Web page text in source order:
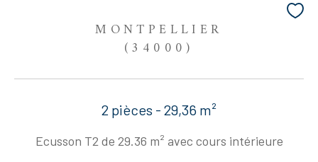
MONTPELLIER
(34000)
2 pièces - 29,36 m²
Ecusson T2 de 29.36 m² avec cours intérieure